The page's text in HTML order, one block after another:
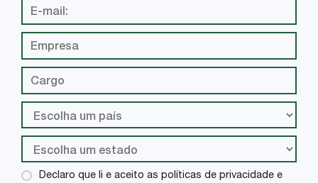
Declaro que li e aceito as políticas de privacidade e